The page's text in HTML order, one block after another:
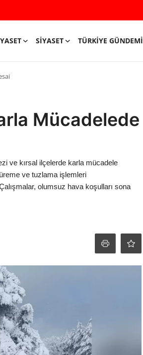
SIYASET TÜRKIYE GÜNDEMI
Mücadelede
ve kırsal ilçelerde karla mücadele
ve tuzlama işlemleri
olumsuz hava koşulları sona